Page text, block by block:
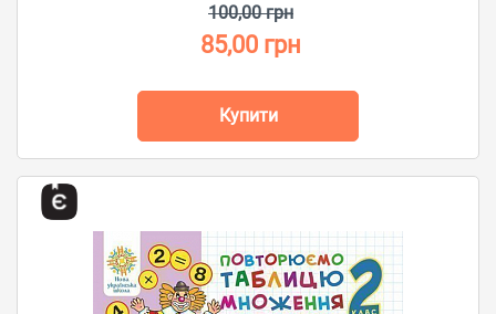
100,00 грн
85,00 грн
Купити